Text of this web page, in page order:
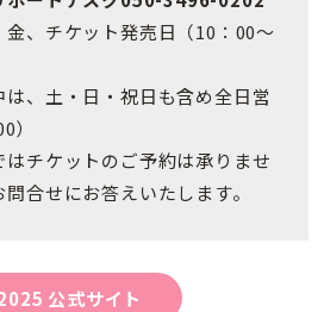
、チケット発売日（10：00～
、土・日・祝日も含め全日営
）
チケットのご予約は承りませ
合せにお答えいたします。
公式サイト